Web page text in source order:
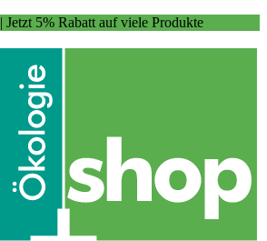
| Jetzt 5% Rabatt auf viele Produkte